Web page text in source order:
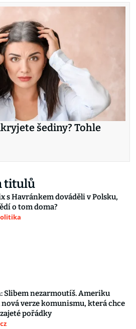
šediny? Tohle
titulů
s Havránkem dováděli v Polsku,
o tom doma?
Slibem nezarmoutíš. Ameriku
nová verze komunismu, která chce
pořádky